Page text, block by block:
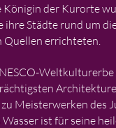
Königin der Kurorte
ihre Städte rund um
Quellen errichteten.
Meisterwerken des
Wasser ist für seine